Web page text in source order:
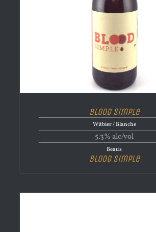
Blood Simple
Witbier / Blanche
5.3% alc/vol
Beau's
Blood Simple